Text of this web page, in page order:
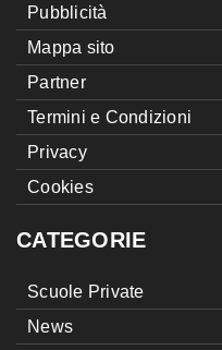
Pubblicità
Mappa sito
Partner
Termini e Condizioni
Privacy
Cookies
CATEGORIE
Scuole Private
News